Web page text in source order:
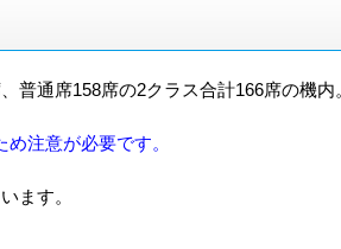
普通席158席の2クラス合計166席の機内。
注意が必要です。
ます。